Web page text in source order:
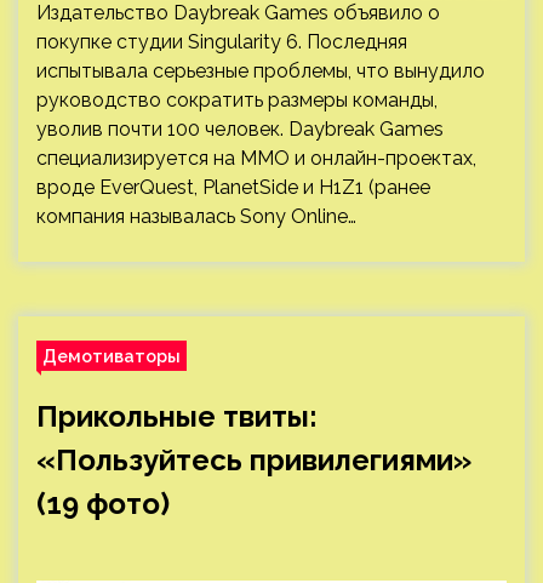
Издательство Daybreak Games объявило о
покупке студии Singularity 6. Последняя
испытывала серьезные проблемы, что вынудило
руководство сократить размеры команды,
уволив почти 100 человек. Daybreak Games
специализируется на ММО и онлайн-проектах,
вроде EverQuest, PlanetSide и H1Z1 (ранее
компания называлась Sony Online…
Демотиваторы
Прикольные твиты:
«Пользуйтесь привилегиями»
(19 фото)